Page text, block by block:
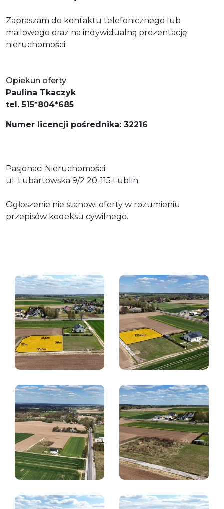
Zapraszam do kontaktu telefonicznego lub
mailowego oraz na indywidualną prezentację
nieruchomości.
Opiekun oferty
Paulina Tkaczyk
tel. 515*804*685
Numer licencji pośrednika: 32216
Pasjonaci Nieruchomości
ul. Lubartowska 9/2 20-115 Lublin
Ogłoszenie nie stanowi oferty w rozumieniu
przepisów kodeksu cywilnego.